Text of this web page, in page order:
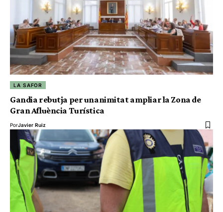
LA SAFOR
Gandia rebutja per unanimitat ampliar la Zona de
Gran Afluència Turística
PorJavier Ruiz